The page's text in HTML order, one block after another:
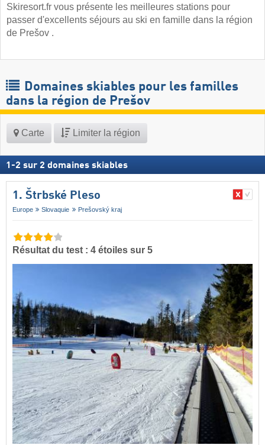
Skiresort.fr vous présente les meilleures stations pour
passer d'excellents séjours au ski en famille dans la région
de Prešov .
Domaines skiables pour les familles
dans la région de Prešov
Carte Limiter la région
1 -2 sur 2 domaines skiables
1. Štrbské Pleso
Europe Slovaquie Prešovský kraj
Résultat du test : 4 étoiles sur 5